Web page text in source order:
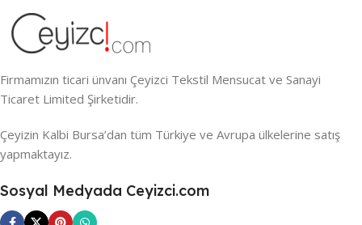
Firmamızın ticari ünvanı Çeyizci Tekstil Mensucat ve Sanayi
Ticaret Limited Şirketidir.
Çeyizin Kalbi Bursa’dan tüm Türkiye ve Avrupa ülkelerine satış
yapmaktayız.
Sosyal Medyada Ceyizci.com